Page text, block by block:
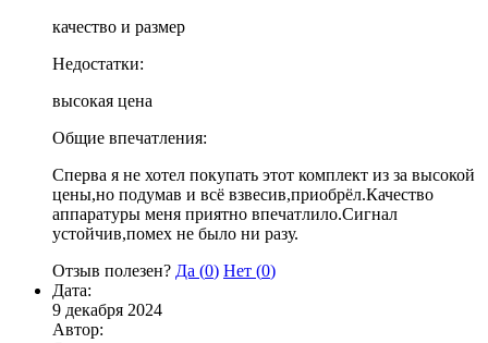
качество и размер
Недостатки:
высокая цена
Общие впечатления:
Сперва я не хотел покупать этот комплект из за высокой
цены,но подумав и всё взвесив,приобрёл.Качество
аппаратуры меня приятно впечатлило.Сигнал
устойчив,помех не было ни разу.
Отзыв полезен? Да (0) Нет (0)
Дата:
9 декабря 2024
Автор: